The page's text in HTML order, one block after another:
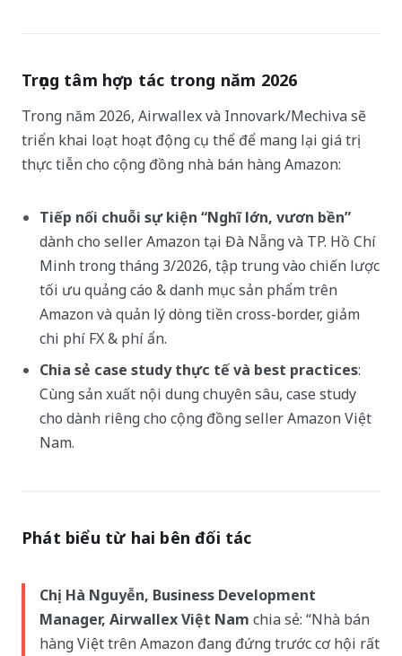
Trọng tâm hợp tác trong năm 2026
Trong năm 2026, Airwallex và Innovark/Mechiva sẽ
triển khai loạt hoạt động cụ thể để mang lại giá trị
thực tiễn cho cộng đồng nhà bán hàng Amazon:
Tiếp nối chuỗi sự kiện “Nghĩ lớn, vươn bền”
dành cho seller Amazon tại Đà Nẵng và TP. Hồ Chí
Minh trong tháng 3/2026, tập trung vào chiến lược
tối ưu quảng cáo & danh mục sản phẩm trên
Amazon và quản lý dòng tiền cross-border, giảm
chi phí FX & phí ẩn.
Chia sẻ case study thực tế và best practices:
Cùng sản xuất nội dung chuyên sâu, case study
cho dành riêng cho cộng đồng seller Amazon Việt
Nam.
Phát biểu từ hai bên đối tác
Chị Hà Nguyễn, Business Development
Manager, Airwallex Việt Nam chia sẻ: “Nhà bán
hàng Việt trên Amazon đang đứng trước cơ hội rất